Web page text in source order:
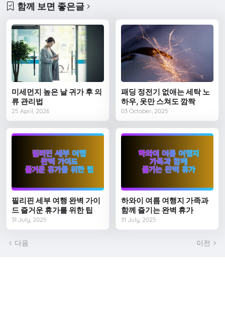
함께 보면 좋은글
미세먼지 높은 날 귀가 후 의
류 관리법
25 April, 2026
패딩 정전기 없애는 세탁 노
하우, 옷만 스쳐도 깜짝
03 October, 2025
필리핀 세부 여행 완벽 가이
드 즐거운 휴가를 위한 팁
31 July, 2025
하와이 여름 여행지 가족과
함께 즐기는 완벽 휴가
31 July, 2025
다음 이전